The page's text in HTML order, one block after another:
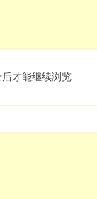
才能继续浏览